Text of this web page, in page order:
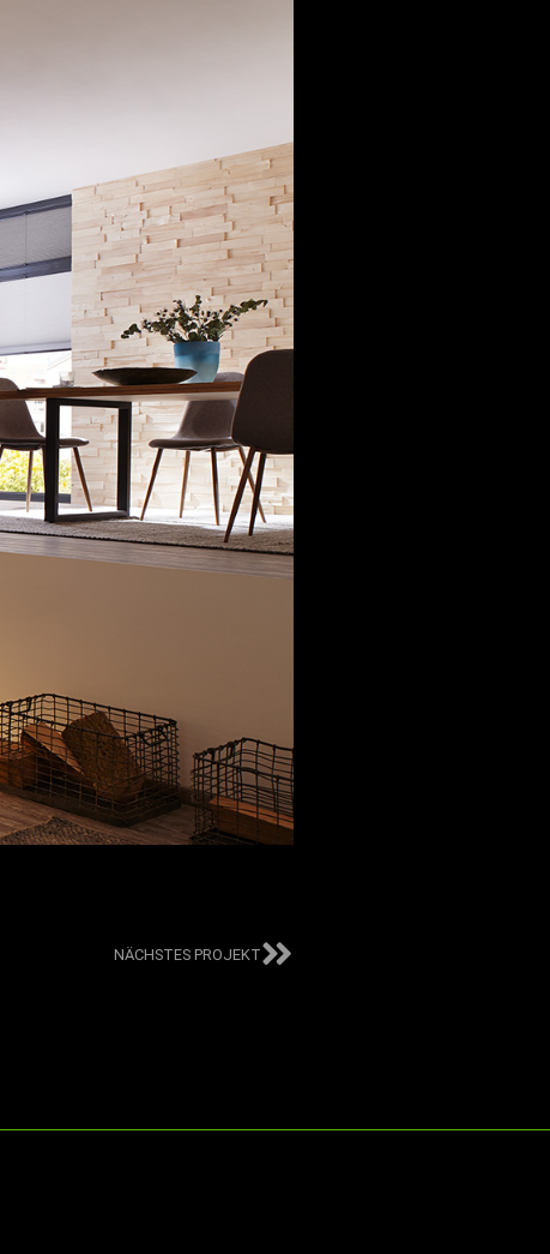
NÄCHSTES PROJEKT